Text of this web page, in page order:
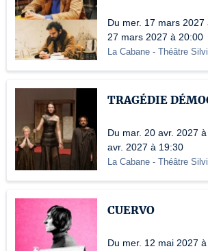
Du mer. 17 mars 2027
27 mars 2027 à 20:00
La Cabane - Théâtre
TRAGÉDIE
Du mar. 20 avr. 2027
avr. 2027 à 19:30
La Cabane - Théâtre
CUERVO
Du mer. 12 mai 2027